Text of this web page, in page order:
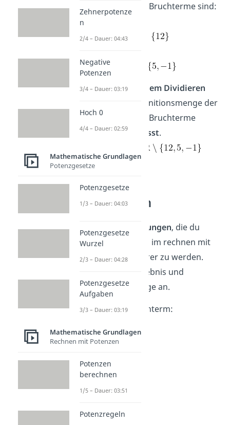
ursprünglichen Bruchterme sind:
mit D =
mit D =
Wichtig:Nach dem Dividieren
werden die Definitionsmenge der
ursprünglichen Bruchterme
zusammengefasst.
Übungen zu
Bruchtermen
Hier sind einige Übungen, die du
machen kannst, um im rechnen mit
Bruchtermen sicherer zu werden.
Gib jeweils das Ergebnis und
die Definitionsmenge an.
Kürzeden Bruchterm:
Lösung:
Zehnerpotenze
n
2/4 – Dauer: 04:43
Negative
Potenzen
3/4 – Dauer: 03:19
Hoch 0
4/4 – Dauer: 02:59
Mathematische Grundlagen
Potenzgesetze
Potenzgesetze
1/3 – Dauer: 04:03
Potenzgesetze
Wurzel
2/3 – Dauer: 04:28
Potenzgesetze
Aufgaben
3/3 – Dauer: 03:19
Mathematische Grundlagen
Rechnen mit Potenzen
Potenzen
berechnen
1/5 – Dauer: 03:51
Potenzregeln